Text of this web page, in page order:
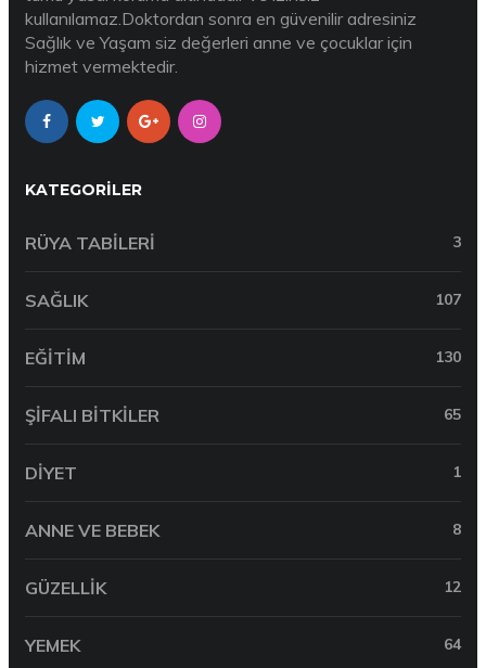
kullanılamaz.Doktordan sonra en güvenilir adresiniz
Sağlık ve Yaşam siz değerleri anne ve çocuklar için
hizmet vermektedir.
KATEGORILER
RÜYA TABILERI 3
SAĞLIK 107
EĞITIM 130
ŞIFALI BITKILER 65
DIYET 1
ANNE VE BEBEK 8
GÜZELLIK 12
YEMEK 64